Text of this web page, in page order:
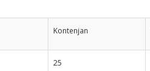
Kontenjan
25